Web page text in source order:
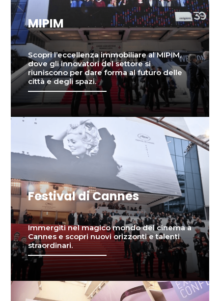
MIPIM
Scopri l’eccellenza immobiliare al MIPIM,
dove gli innovatori del settore si
riuniscono per dare forma al futuro delle
città e degli spazi.
Festival di Cannes
Immergiti nel magico mondo del cinema a
Cannes e scopri nuovi orizzonti e talenti
straordinari.